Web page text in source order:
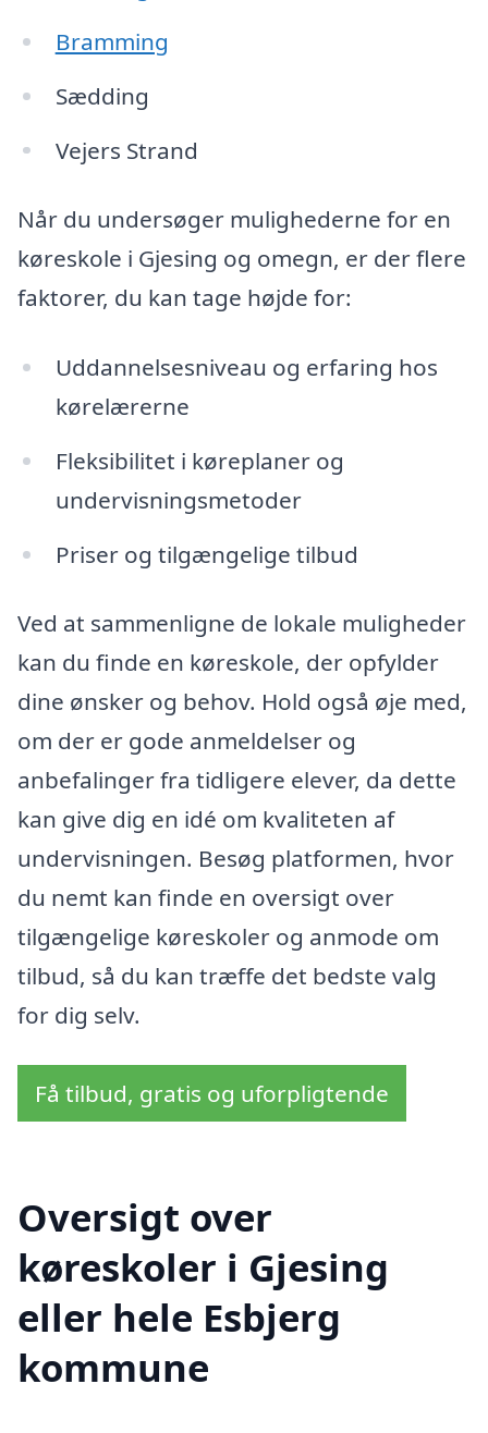
Bramming
Sædding
Vejers Strand
Når du undersøger mulighederne for en
køreskole i Gjesing og omegn, er der flere
faktorer, du kan tage højde for:
Uddannelsesniveau og erfaring hos
kørelærerne
Fleksibilitet i køreplaner og
undervisningsmetoder
Priser og tilgængelige tilbud
Ved at sammenligne de lokale muligheder
kan du finde en køreskole, der opfylder
dine ønsker og behov. Hold også øje med,
om der er gode anmeldelser og
anbefalinger fra tidligere elever, da dette
kan give dig en idé om kvaliteten af
undervisningen. Besøg platformen, hvor
du nemt kan finde en oversigt over
tilgængelige køreskoler og anmode om
tilbud, så du kan træffe det bedste valg
for dig selv.
Få tilbud, gratis og uforpligtende
Oversigt over
køreskoler i Gjesing
eller hele Esbjerg
kommune